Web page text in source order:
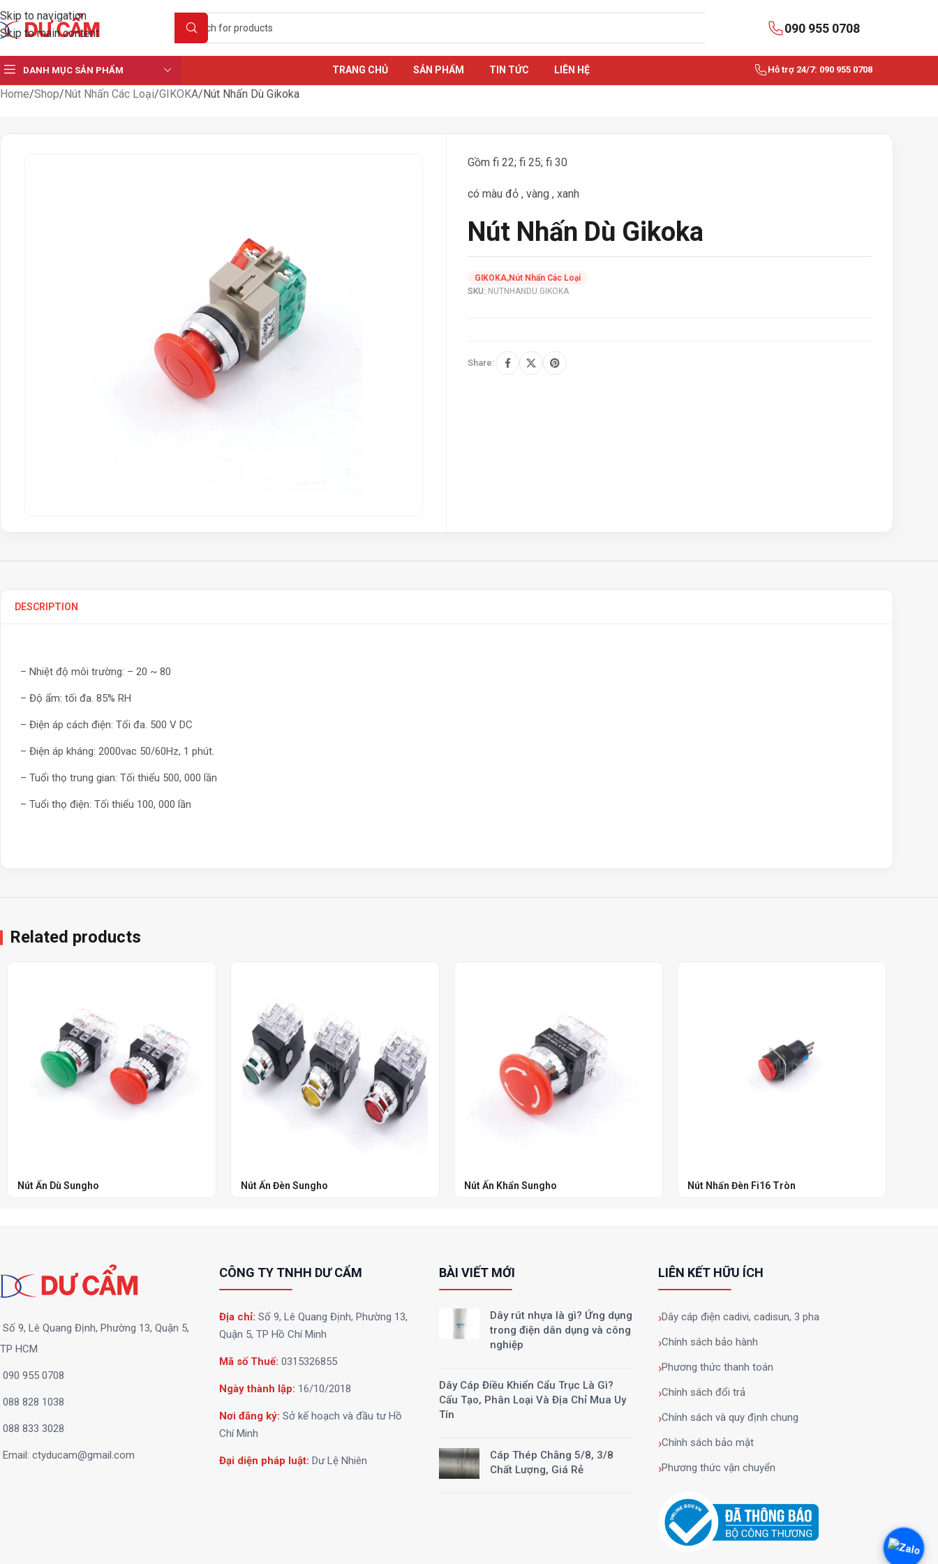
Skip to navigation
Skip to main content
090 955 0708
DANH MỤC SẢN PHẨM TRANG CHỦ SẢN PHẨM TIN TỨC LIÊN HỆ Hỗ trợ 24/7: 090 955 0708
Home Shop Nút Nhấn Các Loại GIKOKA Nút Nhấn Dù Gikoka
Nút Nhấn Dù Gikoka
Gồm fi 22; fi 25; fi 30
có màu đỏ , vàng , xanh
SKU: NUTNHANDU.GIKOKA
GIKOKA,Nút Nhấn Các Loại
Share:
DESCRIPTION
– Nhiệt độ môi trường: – 20 ~ 80
– Độ ẩm: tối đa. 85% RH
– Điện áp cách điện: Tối đa. 500 V DC
– Điện áp kháng: 2000vac 50/60Hz, 1 phút.
– Tuổi thọ trung gian: Tối thiểu 500, 000 lần
– Tuổi thọ điện: Tối thiểu 100, 000 lần
Related products
Nút Ấn Dù Sungho Nút Ấn Đèn Sungho Nút Ấn Khẩn Sungho Nút Nhấn Đèn Fi16 Tròn
Số 9, Lê Quang Định, Phường 13, Quận 5,
TP HCM
090 955 0708
088 828 1038
088 833 3028
Email: ctyducam@gmail.com
CÔNG TY TNHH DƯ CẨM
Địa chỉ:Số 9, Lê Quang Định, Phường 13,
Quận 5, TP Hồ Chí Minh
Mã số Thuế: 0315326855
Ngày thành lập: 16/10/2018
Nơi đăng ký: Sở kế hoạch và đầu tư Hồ
Chí Minh
Đại diện pháp luật: Dư Lệ Nhiên
BÀI VIẾT MỚI
Dây rút nhựa là gì? Ứng dụng
trong điện dân dụng và công
nghiệp
Dây Cáp Điều Khiển Cẩu Trục Là Gì?
Cấu Tạo, Phân Loại Và Địa Chỉ Mua Uy
Tín
Cáp Thép Chằng 5/8, 3/8
Chất Lượng, Giá Rẻ
LIÊN KẾT HỮU ÍCH
Dây cáp điện cadivi, cadisun, 3 pha
Chính sách bảo hành
Phương thức thanh toán
Chính sách đổi trả
Chính sách và quy định chung
Chính sách bảo mật
Phương thức vận chuyển